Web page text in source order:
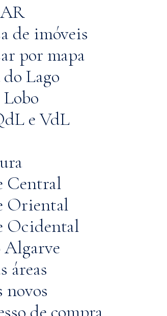
de imóveis
por mapa
Lago
e VdL
Central
Oriental
Ocidental
Algarve
áreas
novos